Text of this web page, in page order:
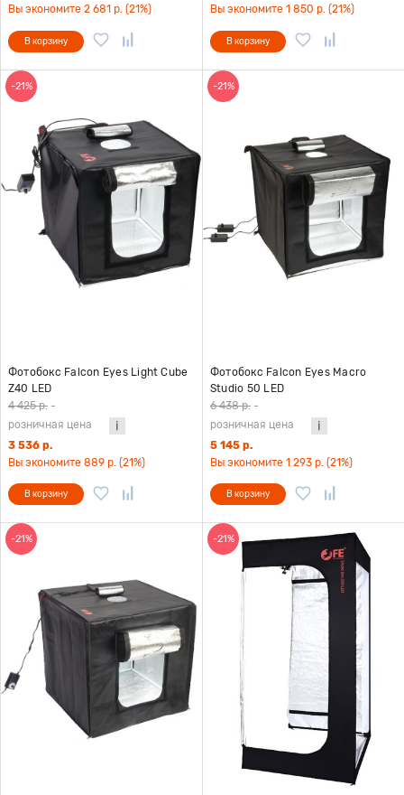
Вы экономите 2 681 р. (21%)
В корзину
Вы экономите 1 850 р. (21%)
В корзину
-21%
Фотобокс Falcon Eyes Light Cube
Z40 LED
4 425 р. -
розничная цена
3 536 р.
Вы экономите 889 р. (21%)
В корзину
-21%
Фотобокс Falcon Eyes Macro
Studio 50 LED
6 438 р. -
розничная цена
5 145 р.
Вы экономите 1 293 р. (21%)
В корзину
-21% -21%